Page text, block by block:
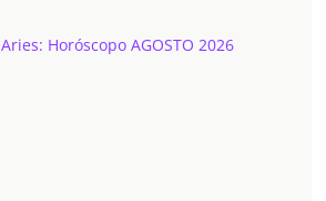
Aries: Horóscopo AGOSTO 2026